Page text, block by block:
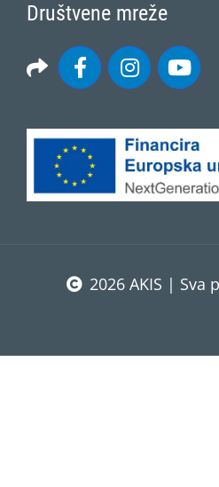
Društvene mreže
2026 AKIS | Sva